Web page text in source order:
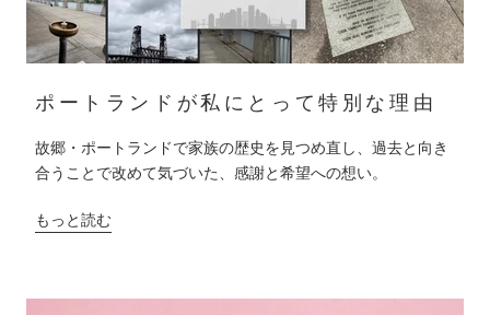
ポートランドが私にとって特別な理由
故郷・ポートランドで家族の歴史を見つめ直し、過去と向き
合うことで改めて気づいた、感謝と希望への想い。
もっと読む